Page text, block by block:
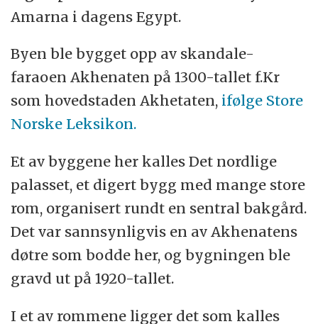
Amarna i dagens Egypt.
Byen ble bygget opp av skandale-
faraoen Akhenaten på 1300-tallet f.Kr
som hovedstaden Akhetaten, ifølge Store
Norske Leksikon.
Et av byggene her kalles Det nordlige
palasset, et digert bygg med mange store
rom, organisert rundt en sentral bakgård.
Det var sannsynligvis en av Akhenatens
døtre som bodde her, og bygningen ble
gravd ut på 1920-tallet.
I et av rommene ligger det som kalles